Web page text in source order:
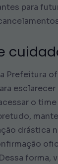
para
Prefeitura
o
drástica
forma,